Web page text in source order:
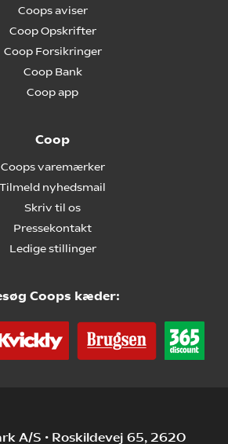
Coops aviser
Coop Opskrifter
Coop Forsikringer
Coop Bank
Coop app
Coop
Coops varemærker
Tilmeld nyhedsmail
Skriv til os
Pressekontakt
Ledige stillinger
Coops kæder:
A/S • Roskildevej 65, 2620